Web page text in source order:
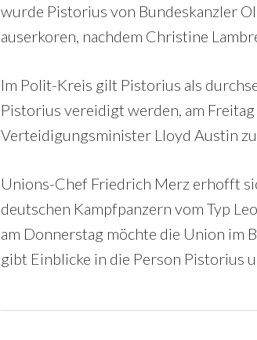
wurde Pistorius von Bundeskanzler
auserkoren, nachdem Christine
Im Polit-Kreis gilt Pistorius als
Pistorius vereidigt werden, am
Verteidigungsminister Lloyd Austin
Unions-Chef Friedrich Merz erhofft
deutschen Kampfpanzern vom Typ
am Donnerstag möchte die Union im
gibt Einblicke in die Person Pistorius